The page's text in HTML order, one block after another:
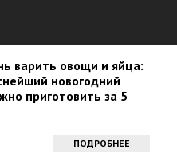
варить овощи и яйца:
новогодний
приготовить за 5
ПОДРОБНЕЕ